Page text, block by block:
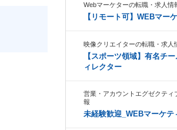
Webマーケターの転職・求人情
【リモート可】WEBマー
映像クリエイターの転職・求人
【スポーツ領域】有名チ
ィレクター
営業・アカウントエグゼクティ
報
未経験歓迎_WEBマーケテ